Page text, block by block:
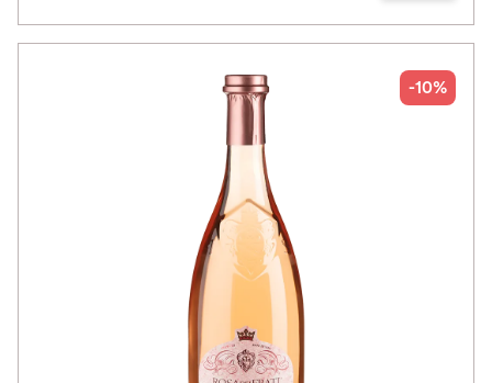
-10%